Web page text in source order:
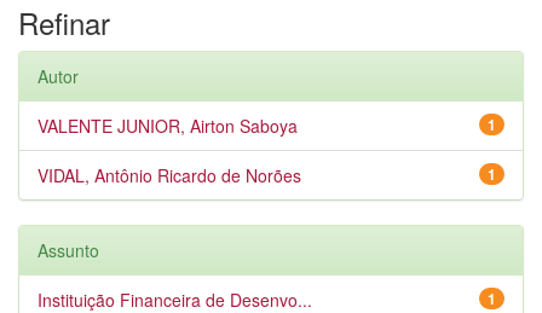
Refinar
Autor
1
VALENTE JUNIOR, Airton Saboya
1
VIDAL, Antônio Ricardo de Norões
Assunto
1
Instituição Financeira de Desenvo...